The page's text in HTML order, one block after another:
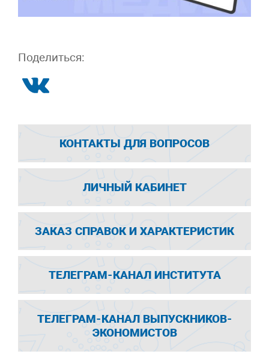
Поделиться:
КОНТАКТЫ ДЛЯ ВОПРОСОВ
ЛИЧНЫЙ КАБИНЕТ
ЗАКАЗ СПРАВОК И ХАРАКТЕРИСТИК
ТЕЛЕГРАМ-КАНАЛ ИНСТИТУТА
ТЕЛЕГРАМ-КАНАЛ ВЫПУСКНИКОВ-
ЭКОНОМИСТОВ